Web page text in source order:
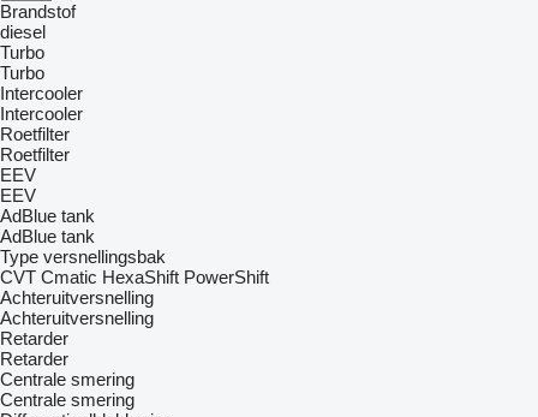
Brandstof
diesel
Turbo
Turbo
Intercooler
Intercooler
Roetfilter
Roetfilter
EEV
EEV
AdBlue tank
AdBlue tank
Type versnellingsbak
CVT Cmatic HexaShift PowerShift
Achteruitversnelling
Achteruitversnelling
Retarder
Retarder
Centrale smering
Centrale smering